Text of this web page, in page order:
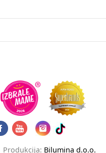
Produkcija: Bilumina d.o.o.